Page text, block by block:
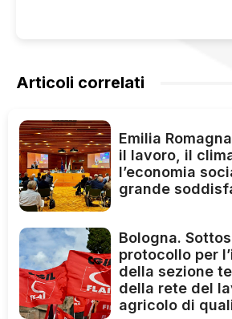
Articoli correlati
Emilia
il lavoro, il
l’economia
grande
Bologna.
protocollo per
della sezione
della rete del
agricolo di